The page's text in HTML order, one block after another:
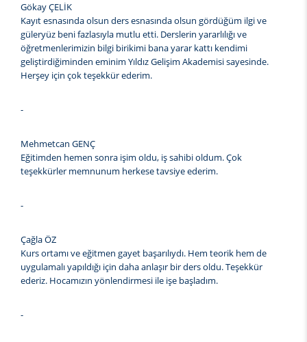
Gökay ÇELİK
Kayıt esnasında olsun ders esnasında olsun gördüğüm ilgi ve
güleryüz beni fazlasıyla mutlu etti. Derslerin yararlılığı ve
öğretmenlerimizin bilgi birikimi bana yarar kattı kendimi
geliştirdiğiminden eminim Yıldız Gelişim Akademisi sayesinde.
Herşey için çok teşekkür ederim.
-
Mehmetcan GENÇ
Eğitimden hemen sonra işim oldu, iş sahibi oldum. Çok
teşekkürler memnunum herkese tavsiye ederim.
-
Çağla ÖZ
Kurs ortamı ve eğitmen gayet başarılıydı. Hem teorik hem de
uygulamalı yapıldığı için daha anlaşır bir ders oldu. Teşekkür
ederiz. Hocamızın yönlendirmesi ile işe başladım.
-